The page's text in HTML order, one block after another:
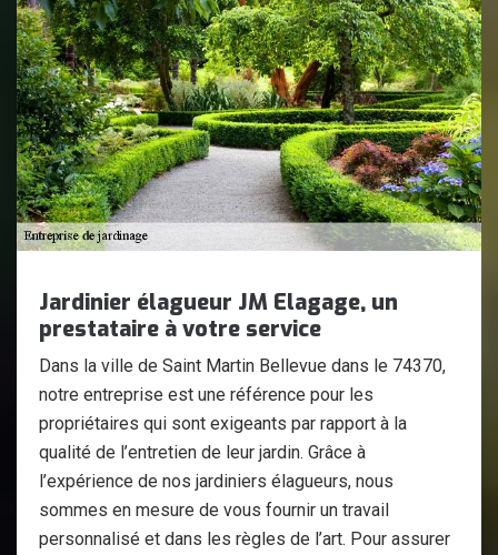
Jardinier élagueur JM Elagage, un
prestataire à votre service
Dans la ville de Saint Martin Bellevue dans le 74370,
notre entreprise est une référence pour les
propriétaires qui sont exigeants par rapport à la
qualité de l’entretien de leur jardin. Grâce à
l’expérience de nos jardiniers élagueurs, nous
sommes en mesure de vous fournir un travail
personnalisé et dans les règles de l’art. Pour assurer